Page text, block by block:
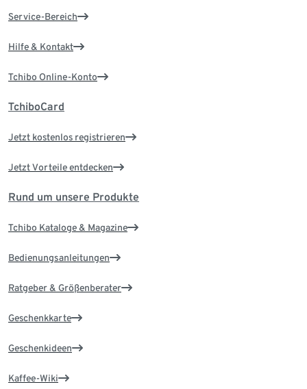
Service-Bereich
Hilfe & Kontakt
Tchibo Online-Konto
TchiboCard
Jetzt kostenlos registrieren
Jetzt Vorteile entdecken
Rund um unsere Produkte
Tchibo Kataloge & Magazine
Bedienungsanleitungen
Ratgeber & Größenberater
Geschenkkarte
Geschenkideen
Kaffee-Wiki